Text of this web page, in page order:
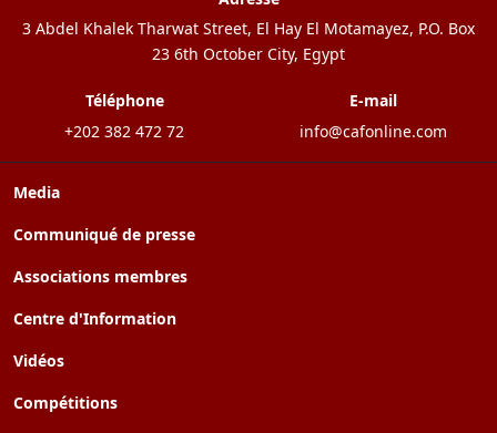
Media
Communiqué de presse
Associations membres
Centre d'Information
Vidéos
Compétitions
3 Abdel Khalek Tharwat Street, El Hay El Motamayez, P.O. Box
23 6th October City, Egypt
Téléphone
+202 382 472 72
E-mail
info@cafonline.com